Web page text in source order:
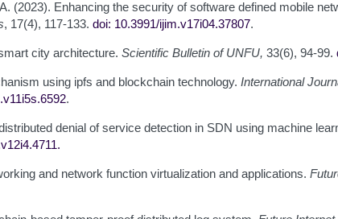
(2023). Enhancing the security of software defined mobile
, 17(4), 117-133. doi: 10.3991/ijim.v17i04.37807.
city architecture. Scientific Bulletin of UNFU, 33(6), 94-99.
using ipfs and blockchain technology. International
.
denial of service detection in SDN using machine
.
and network function virtualization and applications.